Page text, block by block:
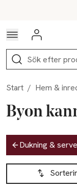
Hoppa till
Logga in
Sök
Start / Hem &
Byon
Hoppa till
Dukning &
Hoppa till
Lista över produkter